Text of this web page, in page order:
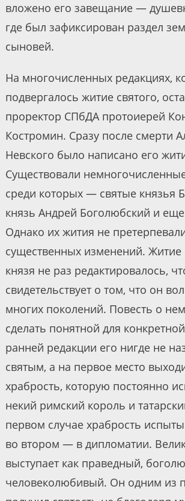
вложено его завещание —
где был зафиксирован раздел
сыновей.
На многочисленных редакциях,
подвергалось житие святого,
проректор СПбДА протоиерей
Костромин. Сразу после смерти
Невского было написано его
Существовали
среди которых — святые князья
князь Андрей Боголюбский и
Однако их жития не
существенных изменений. Житие
князя не раз редактировалось,
свидетельствует о том, что он
многих поколений. Повесть о
сделать понятной для
ранней редакции его нигде не
святым, а на первое место
храбрость, которую постоянно
некий римский король и
первом случае храбрость
во втором — в дипломатии.
выступает как праведный,
человеколюбивый. Он одним из